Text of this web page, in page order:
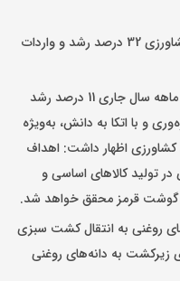
وی افزود: در این دولت، صادرات بخش کشاورزی 32 درصد رشد و واردات
نوری گفت: صادرات بخش کشاورزی در 4 ماهه سال جاری 11 درصد رشد
و با اتکا به دانش، به‌ویژه
اظهار داشت: اهداف
بر خودکفایی 90 درصدی در تولید کالاهای اساسی و
در دانه‌های روغنی به انتقال کشت سبزی
به دانه‌های روغنی